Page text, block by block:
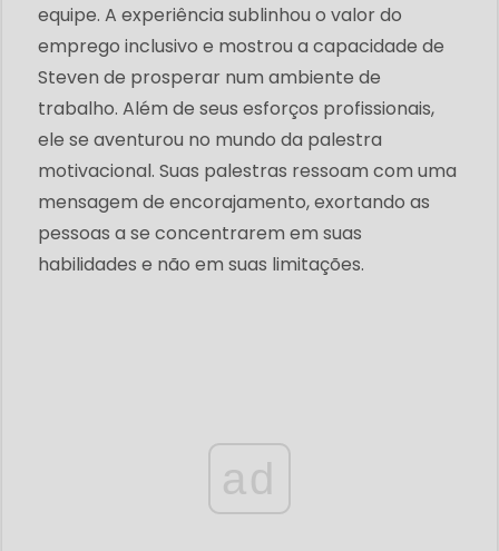
equipe. A experiência sublinhou o valor do
emprego inclusivo e mostrou a capacidade de
Steven de prosperar num ambiente de
trabalho. Além de seus esforços profissionais,
ele se aventurou no mundo da palestra
motivacional. Suas palestras ressoam com uma
mensagem de encorajamento, exortando as
pessoas a se concentrarem em suas
habilidades e não em suas limitações.
ad